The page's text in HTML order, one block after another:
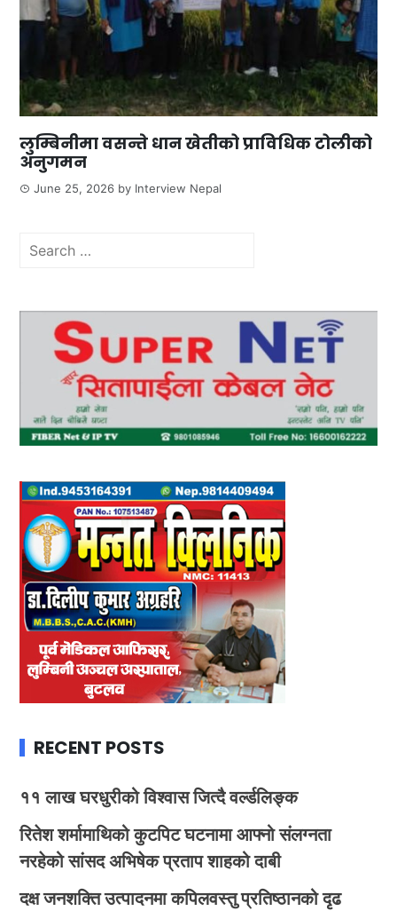
लुम्बिनीमा वसन्ते धान खेतीको प्राविधिक टोलीको
अनुगमन
June 25, 2026 by Interview Nepal
Search
RECENT POSTS
११ लाख घरधुरीको विश्वास जित्दै वर्ल्डलिङ्क
रितेश शर्मामाथिको कुटपिट घटनामा आफ्नो संलग्नता
नरहेको सांसद अभिषेक प्रताप शाहको दाबी
दक्ष जनशक्ति उत्पादनमा कपिलवस्तु प्रतिष्ठानको दृढ